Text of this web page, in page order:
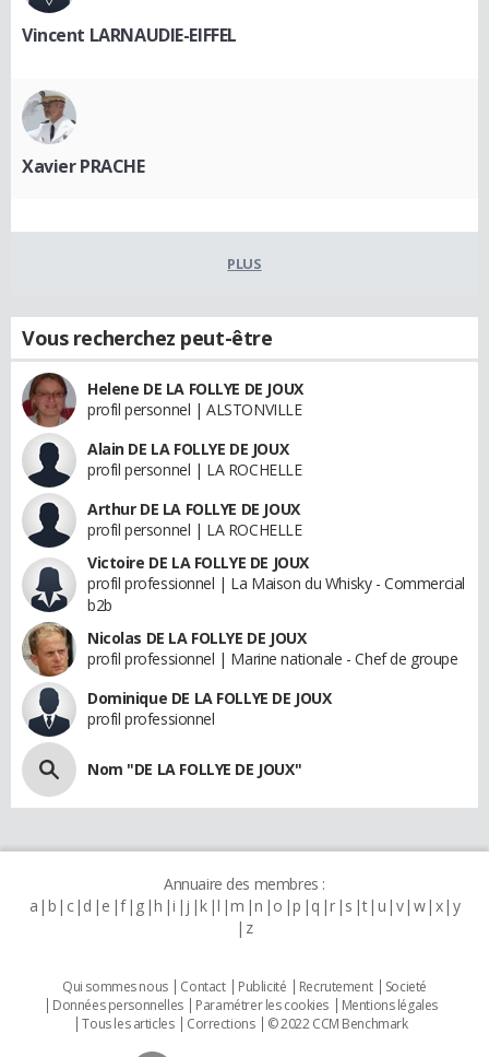
Vincent LARNAUDIE-EIFFEL
Xavier PRACHE
PLUS
Vous recherchez peut-être
Helene DE LA FOLLYE DE JOUX
profil personnel | ALSTONVILLE
Alain DE LA FOLLYE DE JOUX
profil personnel | LA ROCHELLE
Arthur DE LA FOLLYE DE JOUX
profil personnel | LA ROCHELLE
Victoire DE LA FOLLYE DE JOUX
profil professionnel | La Maison du Whisky - Commercial
b2b
Nicolas DE LA FOLLYE DE JOUX
profil professionnel | Marine nationale - Chef de groupe
Dominique DE LA FOLLYE DE JOUX
profil professionnel
Nom "DE LA FOLLYE DE JOUX"
Annuaire des membres :
a b c d e f g h i j k l m n o p q r s t u v w x y
z
Qui sommes nous Contact Publicité Recrutement
Societé
Données personnelles
Paramétrer les cookies
Mentions légales
Tous les articles
Corrections © 2022 CCM Benchmark